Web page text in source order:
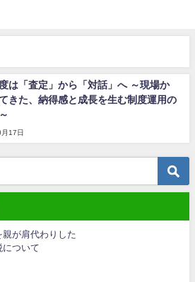
は「査定」から「対話」へ ～現場か
きた、納得感と成長を生む制度運用の
17日
親が肩代わりした
について